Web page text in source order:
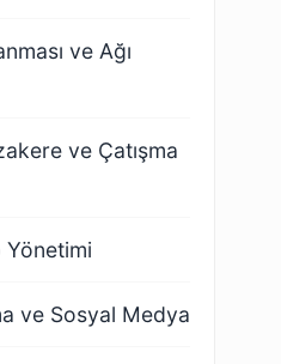
ve Ağı
ve Çatışma
ve Sosyal Medya